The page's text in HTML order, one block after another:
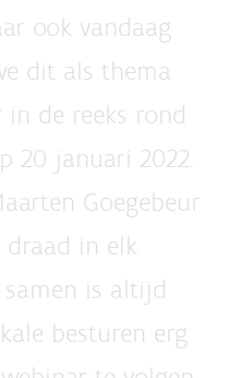
ook vandaag
dit als thema
in de reeks rond
20 januari 2022.
Goegebeur
draad in elk
is altijd
besturen erg